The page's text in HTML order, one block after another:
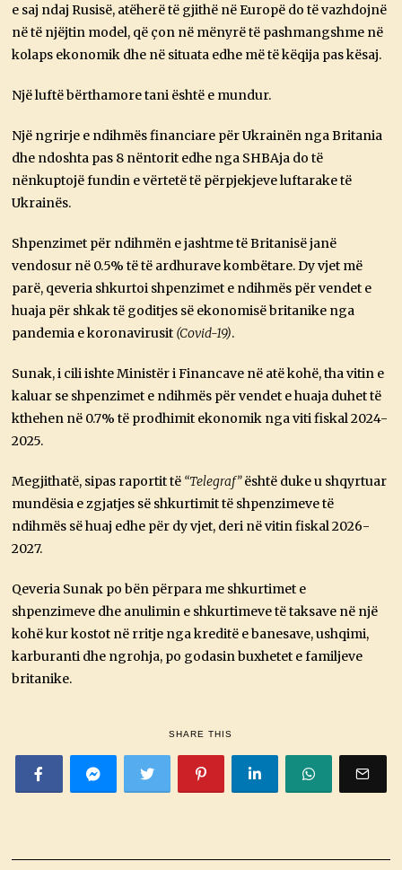
e saj ndaj Rusisë, atëherë të gjithë në Europë do të vazhdojnë
në të njëjtin model, që çon në mënyrë të pashmangshme në
kolaps ekonomik dhe në situata edhe më të këqija pas kësaj.
Një luftë bërthamore tani është e mundur.
Një ngrirje e ndihmës financiare për Ukrainën nga Britania
dhe ndoshta pas 8 nëntorit edhe nga SHBAja do të
nënkuptojë fundin e vërtetë të përpjekjeve luftarake të
Ukrainës.
Shpenzimet për ndihmën e jashtme të Britanisë janë
vendosur në 0.5% të të ardhurave kombëtare. Dy vjet më
parë, qeveria shkurtoi shpenzimet e ndihmës për vendet e
huaja për shkak të goditjes së ekonomisë britanike nga
pandemia e koronavirusit (Covid-19).
Sunak, i cili ishte Ministër i Financave në atë kohë, tha vitin e
kaluar se shpenzimet e ndihmës për vendet e huaja duhet të
kthehen në 0.7% të prodhimit ekonomik nga viti fiskal 2024-
2025.
Megjithatë, sipas raportit të “Telegraf”është duke u shqyrtuar
mundësia e zgjatjes së shkurtimit të shpenzimeve të
ndihmës së huaj edhe për dy vjet, deri në vitin fiskal 2026-
2027.
Qeveria Sunak po bën përpara me shkurtimet e
shpenzimeve dhe anulimin e shkurtimeve të taksave në një
kohë kur kostot në rritje nga kreditë e banesave, ushqimi,
karburanti dhe ngrohja, po godasin buxhetet e familjeve
britanike.
SHARE THIS